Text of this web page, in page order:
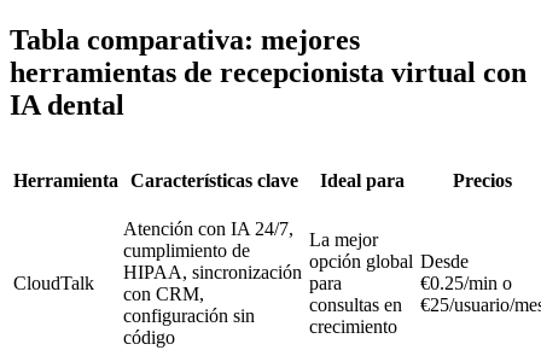
Tabla comparativa: mejores
herramientas de recepcionista virtual con
IA dental
Herramienta Características clave Ideal para Precios
CloudTalk
Atención con IA 24/7,
cumplimiento de
HIPAA, sincronización
con CRM,
configuración sin
código
La mejor
opción global
para
consultas en
crecimiento
Desde
€0.25/min o
€25/usuario/